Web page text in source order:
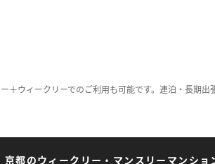
ウィークリーでのご利用も可能です。連泊・長期
京都のウィークリー・マンスリーマンショ